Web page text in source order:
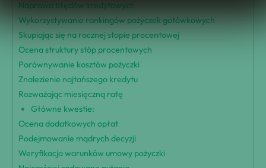
Naprawa błędów kredytowych
Wykorzystywanie rankingów pożyczek gotówkowych
Skupiając się na rocznej stopie procentowej
Ocena struktury stóp procentowych
Porównywanie kosztów pożyczki
Znalezienie najtańszego kredytu
Rozważając miesięczną ratę
Główne kwestie:
Ocena dodatkowych opłat
Podejmowanie mądrych decyzji
Weryfikacja warunków umowy pożyczki